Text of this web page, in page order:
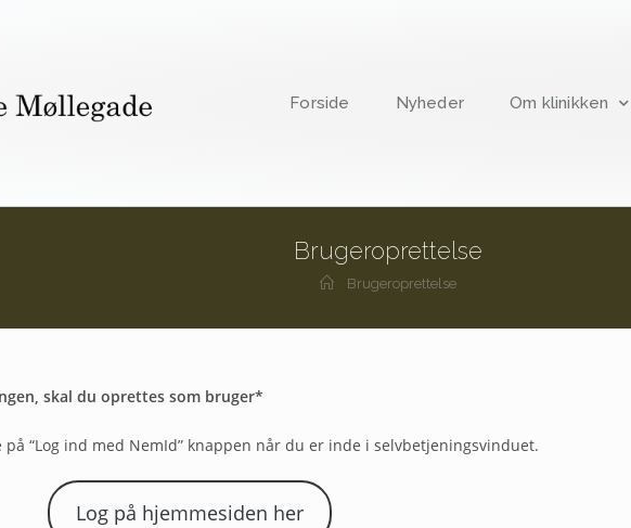
Forside Nyheder Om klinikken
Brugeroprettelse
Brugeroprettelse
skal du oprettes som bruger*
“Log ind med NemId” knappen når du er inde i selvbetjeningsvinduet.
Log på hjemmesiden her